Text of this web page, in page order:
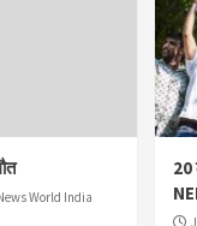
World India
20